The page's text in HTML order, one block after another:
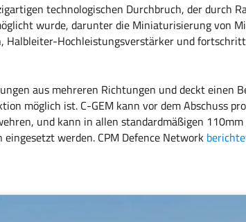
technologischen Durchbruch, der durch
wurde, darunter die Miniaturisierung von
Halbleiter-Hochleistungsverstärker und
aus mehreren Richtungen und deckt einen
möglich ist. C-GEM kann vor dem Abschuss
und kann in allen standardmäßigen
werden. CPM Defence Network